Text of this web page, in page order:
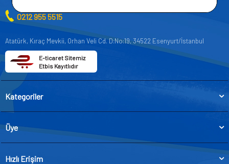
0212 955 5515
Atatürk, Kıraç Mevkii, Orhan Veli Cd. D:No:19, 34522 Esenyurt/İstanbul
E-ticaret Sitemiz
Etbis Kayıtlıdır
Kategoriler
Üye
Hızlı Erişim